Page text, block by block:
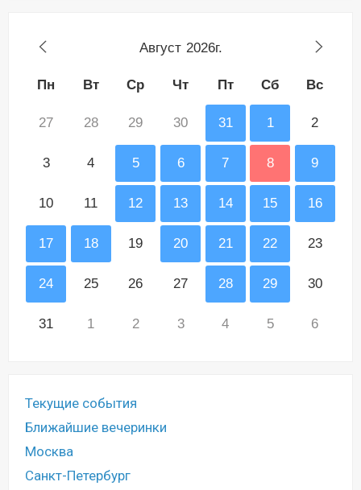
Август 2026г.
Пн Вт Ср Чт Пт Сб Вс
27 28 29 30 31 1 2
3 4 5 6 7 8 9
10 11 12 13 14 15 16
17 18 19 20 21 22 23
24 25 26 27 28 29 30
31 1 2 3 4 5 6
Текущие события
Ближайшие вечеринки
Москва
Санкт-Петербург